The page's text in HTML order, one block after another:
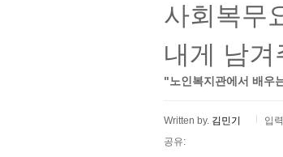
사회복무
내게 남겨
"노인복지관에서 배우
Written by. 김민기
입
공유: